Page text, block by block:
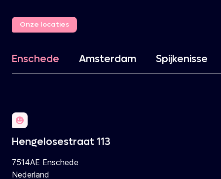
Onze locaties
Enschede Amsterdam Spijkenisse
Hengelosestraat 113
7514AE Enschede
Nederland